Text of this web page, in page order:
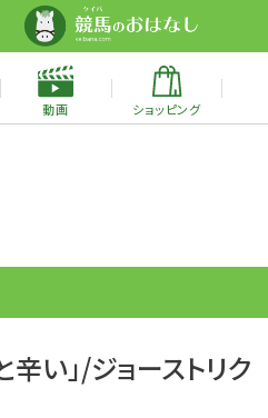
動画 ショッピング
辛い」/ジョーストリク